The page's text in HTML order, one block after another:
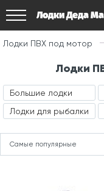
Лодки Деда
Лодки ПВХ под мотор
Лодки
Большие лодки
Лодки для рыбалки
Самые популярные